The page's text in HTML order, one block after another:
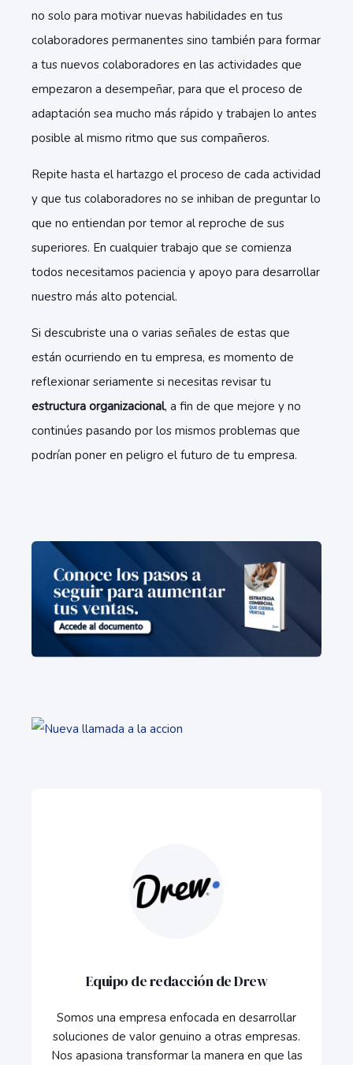
no solo para motivar nuevas habilidades en tus
colaboradores permanentes sino también para formar
a tus nuevos colaboradores en las actividades que
empezaron a desempeñar, para que el proceso de
adaptación sea mucho más rápido y trabajen lo antes
posible al mismo ritmo que sus compañeros.
Repite hasta el hartazgo el proceso de cada actividad
y que tus colaboradores no se inhiban de preguntar lo
que no entiendan por temor al reproche de sus
superiores. En cualquier trabajo que se comienza
todos necesitamos paciencia y apoyo para desarrollar
nuestro más alto potencial.
Si descubriste una o varias señales de estas que
están ocurriendo en tu empresa, es momento de
reflexionar seriamente si necesitas revisar tu
estructura organizacional, a fin de que mejore y no
continúes pasando por los mismos problemas que
podrían poner en peligro el futuro de tu empresa.
Equipo de redacción de Drew
Somos una empresa enfocada en desarrollar
soluciones de valor genuino a otras empresas.
Nos apasiona transformar la manera en que las